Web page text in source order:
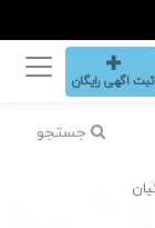
ثبت اگهی رایگان
جستجو